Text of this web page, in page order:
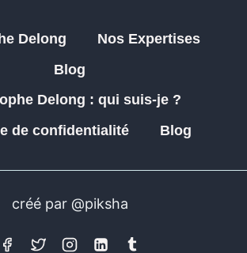
Delong
Nos Expertises
Blog
Delong : qui suis-je ?
de confidentialité
Blog
créé par @piksha